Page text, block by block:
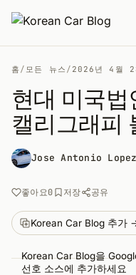
홈 / 모든 뉴스 / 2026년 4월
현대 미국법
캘리그래피
Jose Antonio Lopez
좋아요0 저장 공유
Korean Car Blog 추가
Korean Car Blog을
선호 소스에 추가하세요